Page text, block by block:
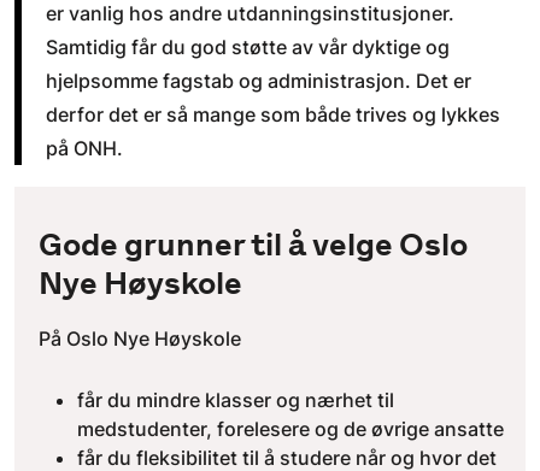
er vanlig hos andre utdanningsinstitusjoner.
Samtidig får du god støtte av vår dyktige og
hjelpsomme fagstab og administrasjon. Det er
derfor det er så mange som både trives og lykkes
på ONH.
Gode grunner til å velge Oslo
Nye Høyskole
På Oslo Nye Høyskole
får du mindre klasser og nærhet til
medstudenter, forelesere og de øvrige ansatte
får du fleksibilitet til å studere når og hvor det